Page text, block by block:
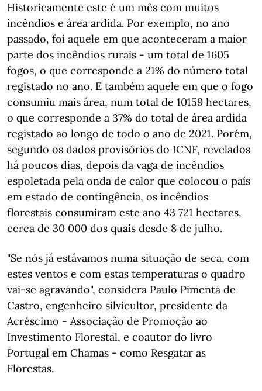
Historicamente este é um mês com muitos
incêndios e área ardida. Por exemplo, no ano
passado, foi aquele em que aconteceram a maior
parte dos incêndios rurais - um total de 1605
fogos, o que corresponde a 21% do número total
registado no ano. E também aquele em que o fogo
consumiu mais área, num total de 10159 hectares,
o que corresponde a 37% do total de área ardida
registado ao longo de todo o ano de 2021. Porém,
segundo os dados provisórios do ICNF, revelados
há poucos dias, depois da vaga de incêndios
espoletada pela onda de calor que colocou o país
em estado de contingência, os incêndios
florestais consumiram este ano 43 721 hectares,
cerca de 30 000 dos quais desde 8 de julho.
"Se nós já estávamos numa situação de seca, com
estes ventos e com estas temperaturas o quadro
vai-se agravando", considera Paulo Pimenta de
Castro, engenheiro silvicultor, presidente da
Acréscimo - Associação de Promoção ao
Investimento Florestal, e coautor do livro
Portugal em Chamas - como Resgatar as
Florestas.